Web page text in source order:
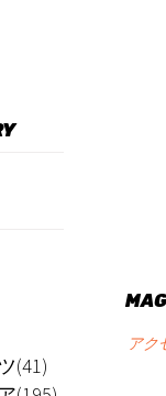
(41)
アク